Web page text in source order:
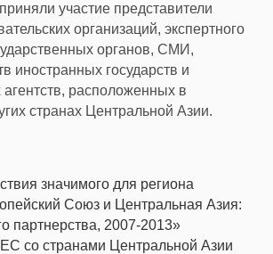
участие представители
организаций, экспертного
органов, СМИ,
иностранных государств и
расположенных в
странах Центральной Азии.
значимого для региона
Союз и Центральная Азия:
партнерства, 2007-2013»
ЕС со странами Центральной Азии